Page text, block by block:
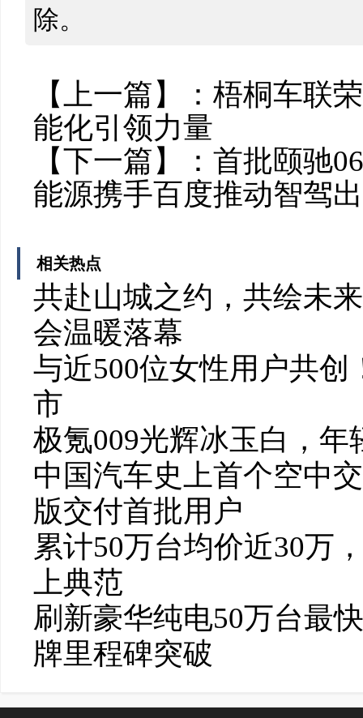
除。
【上一篇】： 梧桐车联
能化引领力量
【下一篇】： 首批颐驰
能源携手百度推动智驾
相关热点
共赴山城之约，共绘未
会温暖落幕
与近500位女性用户共创
市
极氪009光辉冰玉白，
中国汽车史上首个空中
版交付首批用户
累计50万台均价近30万
上典范
刷新豪华纯电50万台最
牌里程碑突破